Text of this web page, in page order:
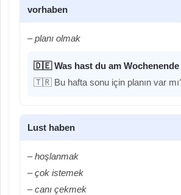
vorhaben
– planı olmak
🇩🇪 Was hast du am
🇹🇷 Bu hafta sonu için planın var
Lust haben
– hoşlanmak
– çok istemek
– canı çekmek